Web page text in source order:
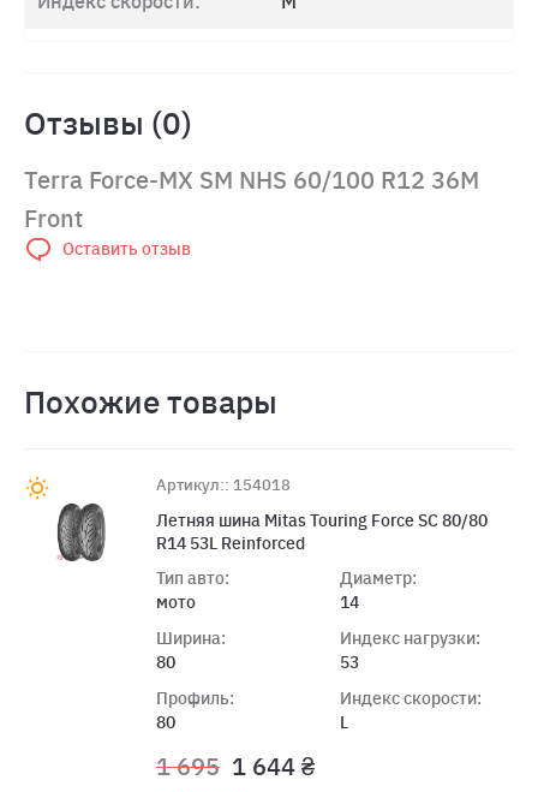
Отзывы (0)
Terra Force-MX SM NHS 60/100 R12 36M
Front
Оставить отзыв
Похожие товары
Артикул:: 154018
Летняя шина Mitas Touring Force SC 80/80
R14 53L Reinforced
Тип авто:
мото
Ширина:
80
Профиль:
80
Диаметр:
14
Индекс нагрузки:
53
Индекс скорости:
L
1 695 1 644 ₴